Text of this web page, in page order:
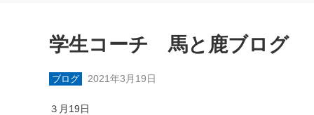
学生コーチ 馬と鹿ブログ
ブログ 2021年3月19日
３月 19日